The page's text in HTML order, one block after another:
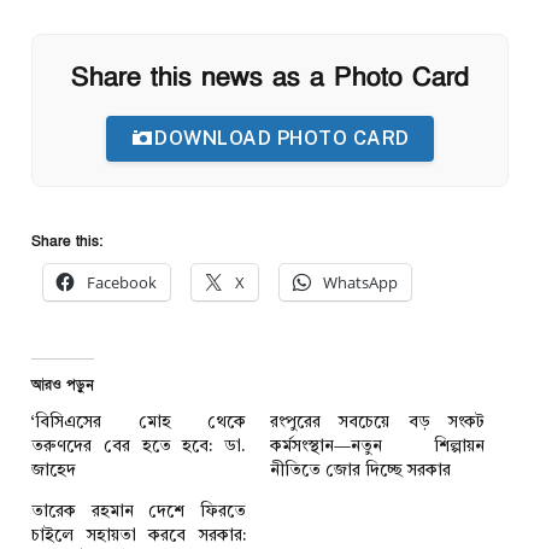
Share this news as a Photo Card
DOWNLOAD PHOTO CARD
Share this:
Facebook X WhatsApp
আরও পড়ুন
‘বিসিএসের মোহ থেকে
তরুণদের বের হতে হবে: ডা.
জাহেদ
‎রংপুরের সবচেয়ে বড় সংকট
কর্মসংস্থান—নতুন শিল্পায়ন
নীতিতে জোর দিচ্ছে সরকার
তারেক রহমান দেশে ফিরতে
চাইলে সহায়তা করবে সরকার: